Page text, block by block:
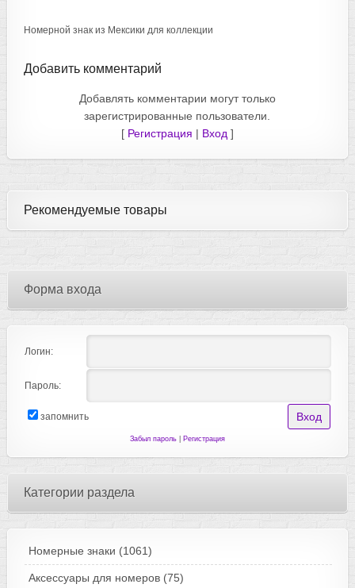
Номерной знак из Мексики для коллекции
Добавить комментарий
Добавлять комментарии могут только
зарегистрированные пользователи.
[ Регистрация | Вход ]
Рекомендуемые товары
Форма входа
Логин:
Пароль:
запомнить
Забыл пароль| Регистрация
Категории раздела
Номерные знаки (1061)
Аксессуары для номеров (75)